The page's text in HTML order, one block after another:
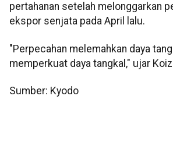
pertahanan setelah melonggarkan
ekspor senjata pada April lalu.
"Perpecahan melemahkan daya
memperkuat daya tangkal," ujar
Sumber: Kyodo